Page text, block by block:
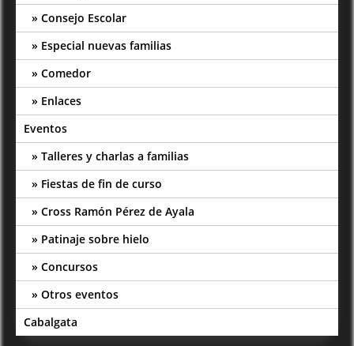
Consejo Escolar
Especial nuevas familias
Comedor
Enlaces
Eventos
Talleres y charlas a familias
Fiestas de fin de curso
Cross Ramón Pérez de Ayala
Patinaje sobre hielo
Concursos
Otros eventos
Cabalgata